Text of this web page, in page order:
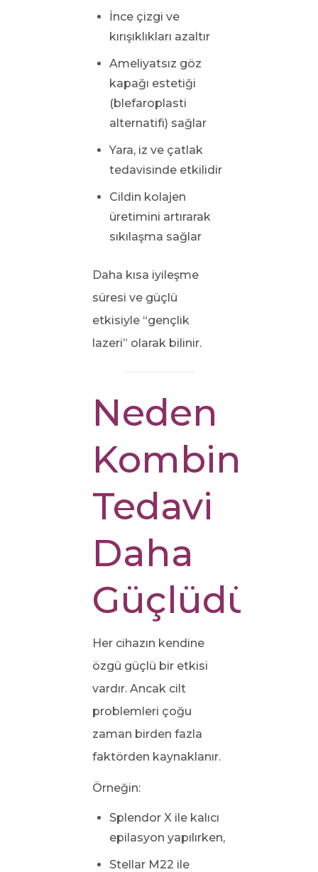
İnce çizgi ve
kırışıklıkları azaltır
Ameliyatsız göz
kapağı estetiği
(blefaroplasti
alternatifi) sağlar
Yara, iz ve çatlak
tedavisinde etkilidir
Cildin kolajen
üretimini artırarak
sıkılaşma sağlar
Daha kısa iyileşme
süresi ve güçlü
etkisiyle “gençlik
lazeri” olarak bilinir.
Neden
Kombine
Tedavi
Daha
Güçlüdür?
Her cihazın kendine
özgü güçlü bir etkisi
vardır. Ancak cilt
problemleri çoğu
zaman birden fazla
faktörden kaynaklanır.
Örneğin:
Splendor X ile kalıcı
epilasyon yapılırken,
Stellar M22 ile